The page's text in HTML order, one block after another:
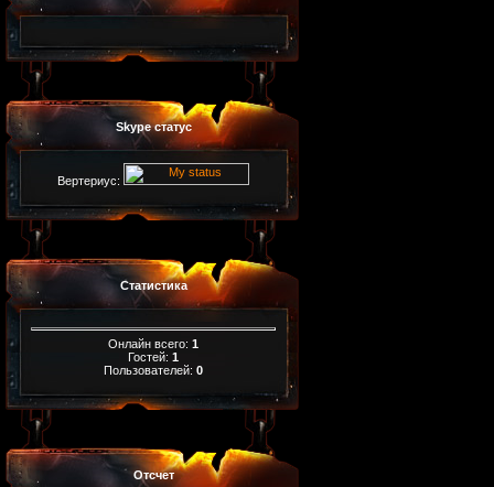
Skype статус
Вертериус:
Статистика
Онлайн всего: 1
Гостей: 1
Пользователей: 0
Отсчет